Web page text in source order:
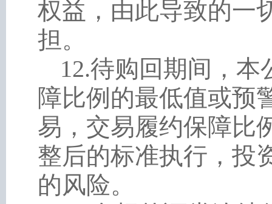
权益，由此导致的一
担。
12.待购回期间，本
障比例的最低值或预
易，交易履约保障比
整后的标准执行，投
的风险。